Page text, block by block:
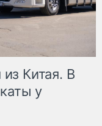
Китая. В
у